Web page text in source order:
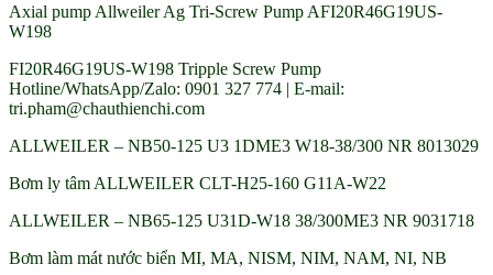
Axial pump Allweiler Ag Tri-Screw Pump AFI20R46G19US-
W198
FI20R46G19US-W198 Tripple Screw Pump
Hotline/WhatsApp/Zalo: 0901 327 774 | E-mail:
tri.pham@chauthienchi.com
ALLWEILER – NB50-125 U3 1DME3 W18-38/300 NR 8013029
Bơm ly tâm ALLWEILER CLT-H25-160 G11A-W22
ALLWEILER – NB65-125 U31D-W18 38/300ME3 NR 9031718
Bơm làm mát nước biển MI, MA, NISM, NIM, NAM, NI, NB